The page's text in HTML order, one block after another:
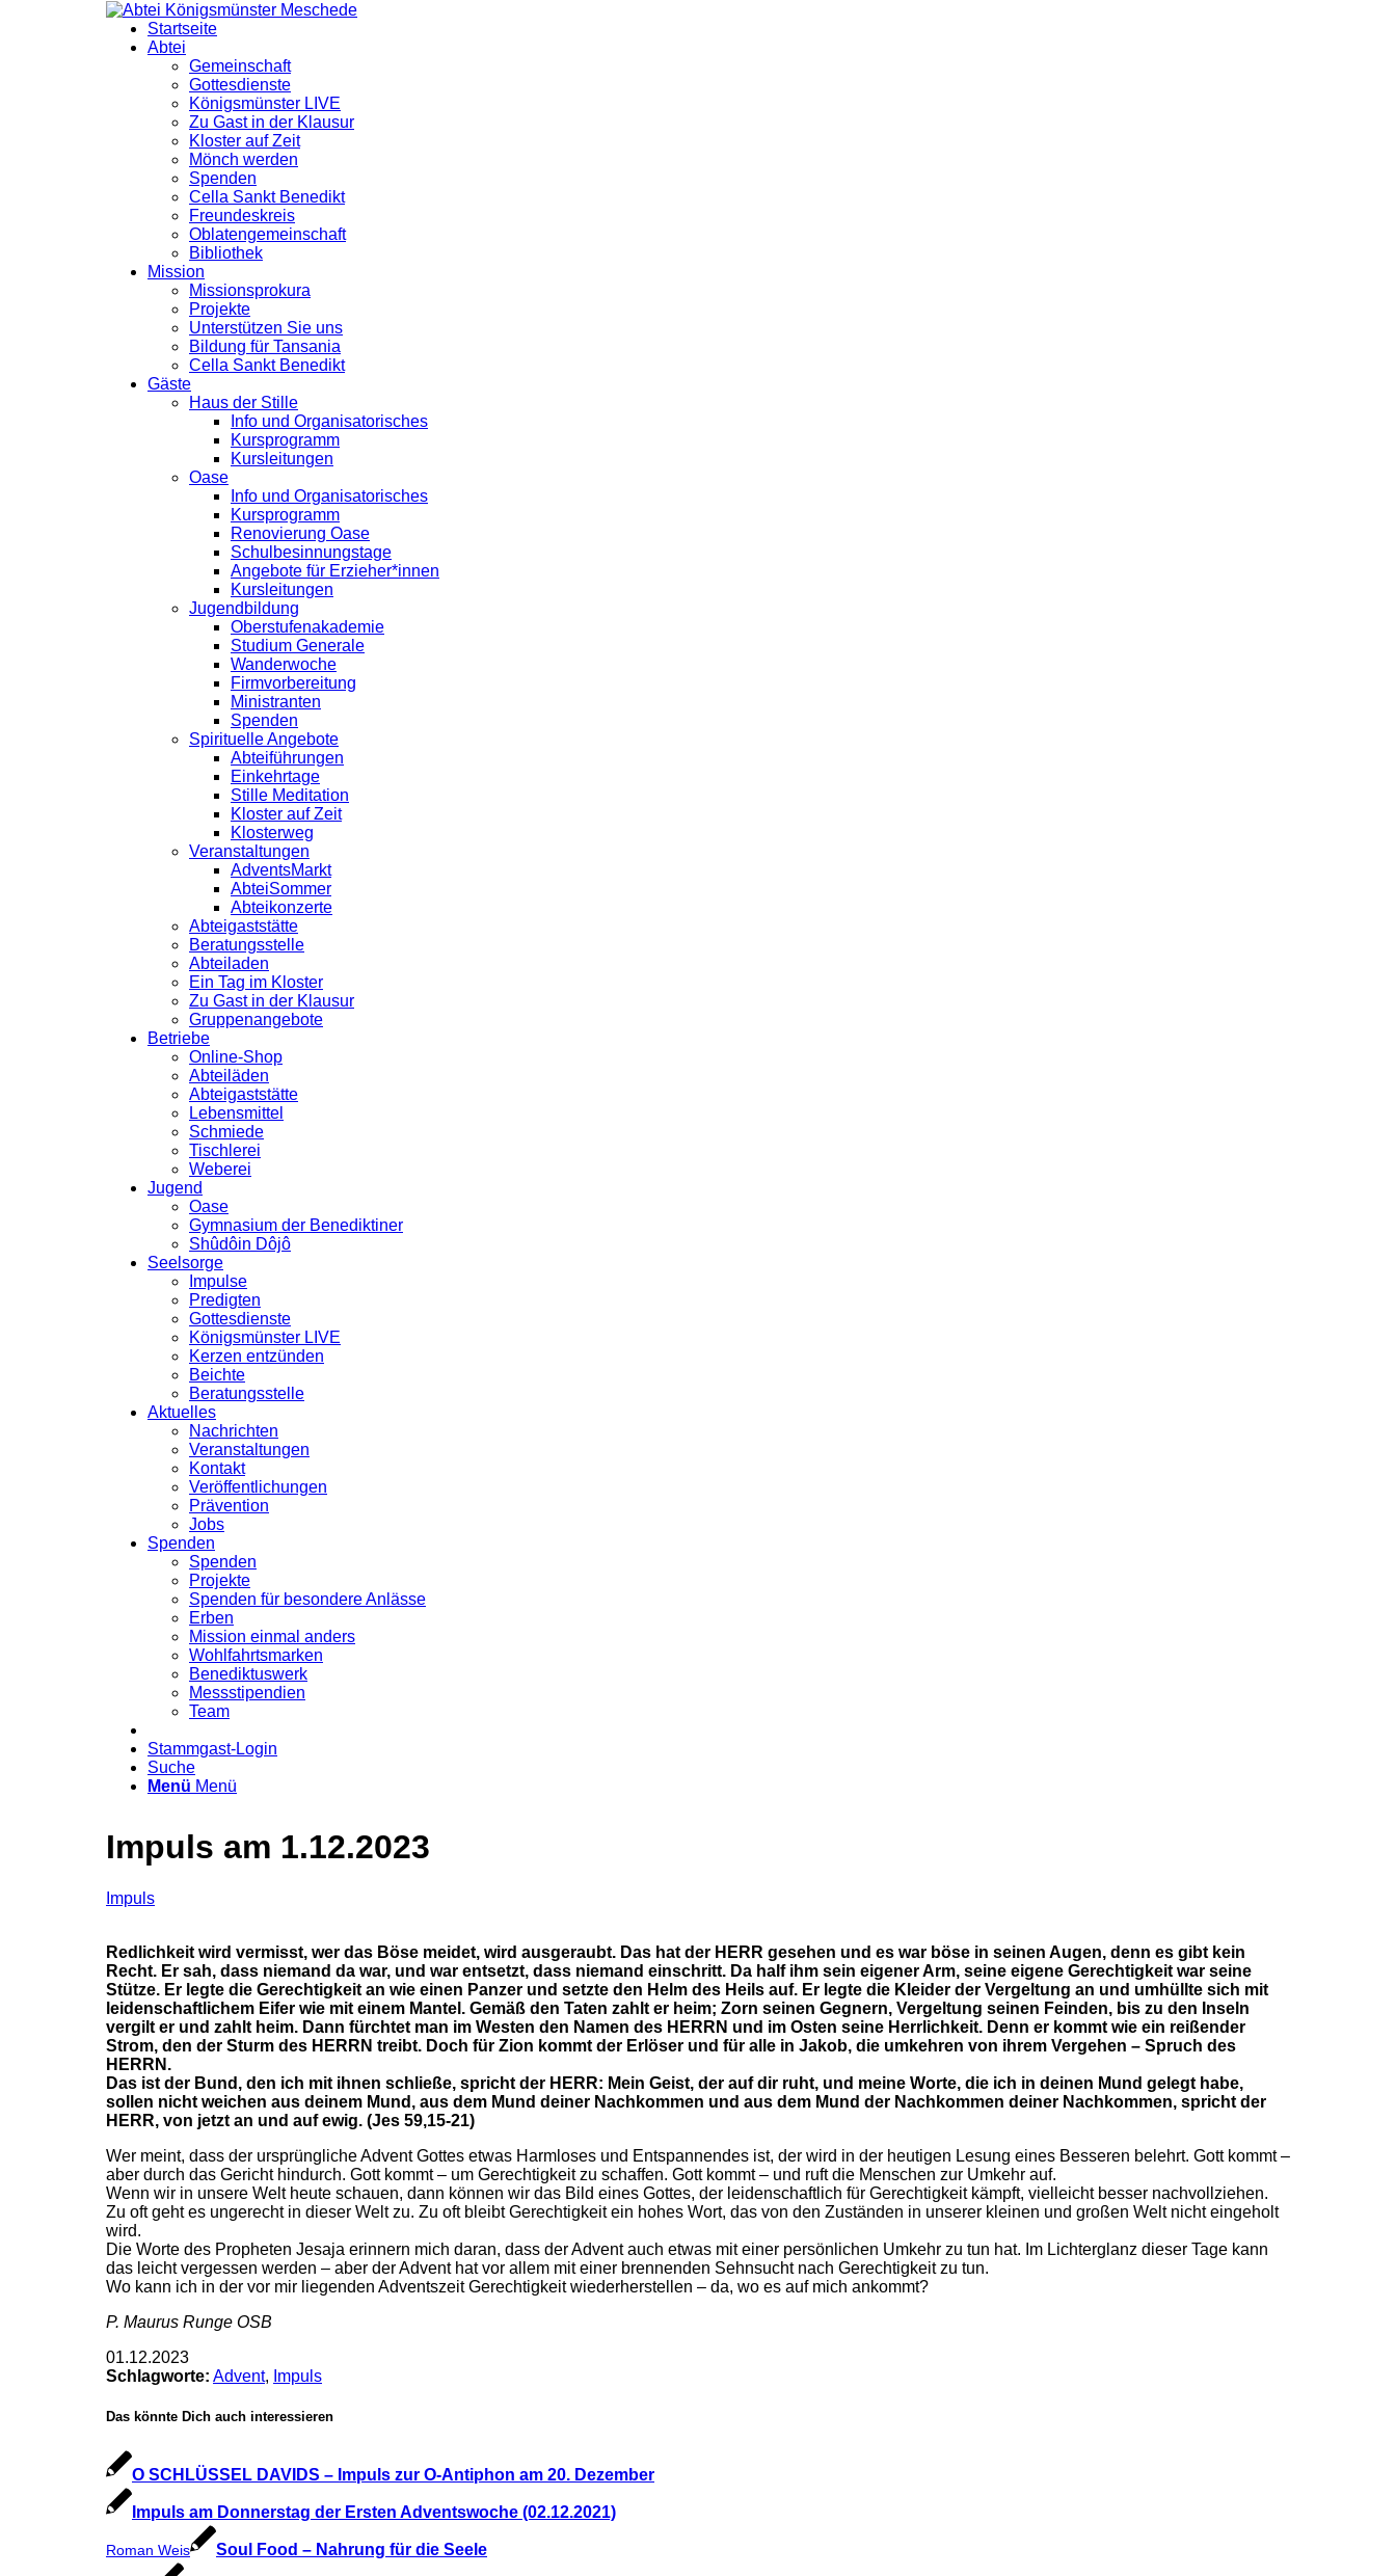
Startseite
Abtei
Gemeinschaft
Gottesdienste
Königsmünster LIVE
Zu Gast in der Klausur
Kloster auf Zeit
Mönch werden
Spenden
Cella Sankt Benedikt
Freundeskreis
Oblatengemeinschaft
Bibliothek
Mission
Missionsprokura
Projekte
Unterstützen Sie uns
Bildung für Tansania
Cella Sankt Benedikt
Gäste
Haus der Stille
Info und Organisatorisches
Kursprogramm
Kursleitungen
Oase
Info und Organisatorisches
Kursprogramm
Renovierung Oase
Schulbesinnungstage
Angebote für Erzieher*innen
Kursleitungen
Jugendbildung
Oberstufenakademie
Studium Generale
Wanderwoche
Firmvorbereitung
Ministranten
Spenden
Spirituelle Angebote
Abteiführungen
Einkehrtage
Stille Meditation
Kloster auf Zeit
Klosterweg
Veranstaltungen
AdventsMarkt
AbteiSommer
Abteikonzerte
Abteigaststätte
Beratungsstelle
Abteiladen
Ein Tag im Kloster
Zu Gast in der Klausur
Gruppenangebote
Betriebe
Online-Shop
Abteiläden
Abteigaststätte
Lebensmittel
Schmiede
Tischlerei
Weberei
Jugend
Oase
Gymnasium der Benediktiner
Shûdôin Dôjô
Seelsorge
Impulse
Predigten
Gottesdienste
Königsmünster LIVE
Kerzen entzünden
Beichte
Beratungsstelle
Aktuelles
Nachrichten
Veranstaltungen
Kontakt
Veröffentlichungen
Prävention
Jobs
Spenden
Spenden
Projekte
Spenden für besondere Anlässe
Erben
Mission einmal anders
Wohlfahrtsmarken
Benediktuswerk
Messstipendien
Team
Stammgast-Login
Suche
Menü Menü
Impuls am 1.12.2023
Impuls
Redlichkeit wird vermisst, wer das Böse meidet, wird ausgeraubt. Das hat der HERR gesehen und es war böse in seinen Augen, denn es gibt kein
Recht. Er sah, dass niemand da war, und war entsetzt, dass niemand einschritt. Da half ihm sein eigener Arm, seine eigene Gerechtigkeit war seine
Stütze. Er legte die Gerechtigkeit an wie einen Panzer und setzte den Helm des Heils auf. Er legte die Kleider der Vergeltung an und umhüllte sich mit
leidenschaftlichem Eifer wie mit einem Mantel. Gemäß den Taten zahlt er heim; Zorn seinen Gegnern, Vergeltung seinen Feinden, bis zu den Inseln
vergilt er und zahlt heim. Dann fürchtet man im Westen den Namen des HERRN und im Osten seine Herrlichkeit. Denn er kommt wie ein reißender
Strom, den der Sturm des HERRN treibt. Doch für Zion kommt der Erlöser und für alle in Jakob, die umkehren von ihrem Vergehen – Spruch des
HERRN.
Das ist der Bund, den ich mit ihnen schließe, spricht der HERR: Mein Geist, der auf dir ruht, und meine Worte, die ich in deinen Mund gelegt habe,
sollen nicht weichen aus deinem Mund, aus dem Mund deiner Nachkommen und aus dem Mund der Nachkommen deiner Nachkommen, spricht der
HERR, von jetzt an und auf ewig. (Jes 59,15-21)
Wer meint, dass der ursprüngliche Advent Gottes etwas Harmloses und Entspannendes ist, der wird in der heutigen Lesung eines Besseren belehrt. Gott kommt –
aber durch das Gericht hindurch. Gott kommt – um Gerechtigkeit zu schaffen. Gott kommt – und ruft die Menschen zur Umkehr auf.
Wenn wir in unsere Welt heute schauen, dann können wir das Bild eines Gottes, der leidenschaftlich für Gerechtigkeit kämpft, vielleicht besser nachvollziehen.
Zu oft geht es ungerecht in dieser Welt zu. Zu oft bleibt Gerechtigkeit ein hohes Wort, das von den Zuständen in unserer kleinen und großen Welt nicht eingeholt
wird.
Die Worte des Propheten Jesaja erinnern mich daran, dass der Advent auch etwas mit einer persönlichen Umkehr zu tun hat. Im Lichterglanz dieser Tage kann
das leicht vergessen werden – aber der Advent hat vor allem mit einer brennenden Sehnsucht nach Gerechtigkeit zu tun.
Wo kann ich in der vor mir liegenden Adventszeit Gerechtigkeit wiederherstellen – da, wo es auf mich ankommt?
P. Maurus Runge OSB
01.12.2023
Schlagworte: Advent, Impuls
Das könnte Dich auch interessieren
O SCHLÜSSEL DAVIDS – Impuls zur O-Antiphon am 20. Dezember
Impuls am Donnerstag der Ersten Adventswoche (02.12.2021)
Roman Weis Soul Food – Nahrung für die Seele